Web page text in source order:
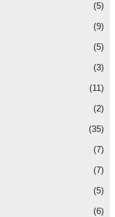
(5)
(9)
(5)
(3)
(11)
(2)
(35)
(7)
(7)
(5)
(6)